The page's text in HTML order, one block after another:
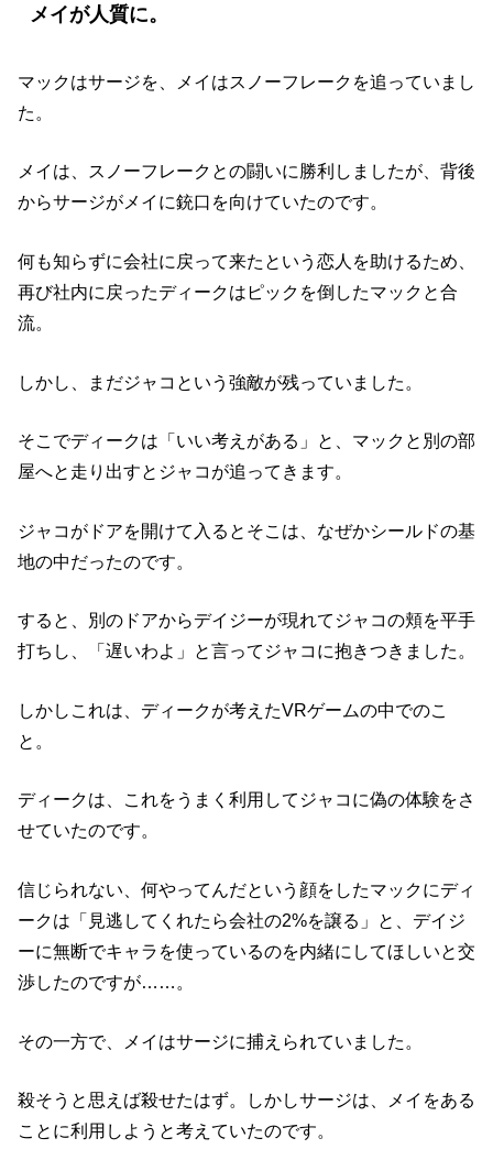
メイが人質に。
マックはサージを、メイはスノーフレークを追っていまし
た。
メイは、スノーフレークとの闘いに勝利しましたが、背後
からサージがメイに銃口を向けていたのです。
何も知らずに会社に戻って来たという恋人を助けるため、
再び社内に戻ったディークはピックを倒したマックと合
流。
しかし、まだジャコという強敵が残っていました。
そこでディークは「いい考えがある」と、マックと別の部
屋へと走り出すとジャコが追ってきます。
ジャコがドアを開けて入るとそこは、なぜかシールドの基
地の中だったのです。
すると、別のドアからデイジーが現れてジャコの頬を平手
打ちし、「遅いわよ」と言ってジャコに抱きつきました。
しかしこれは、ディークが考えたVRゲームの中でのこ
と。
ディークは、これをうまく利用してジャコに偽の体験をさ
せていたのです。
信じられない、何やってんだという顔をしたマックにディ
ークは「見逃してくれたら会社の2%を譲る」と、デイジ
ーに無断でキャラを使っているのを内緒にしてほしいと交
渉したのですが……。
その一方で、メイはサージに捕えられていました。
殺そうと思えば殺せたはず。しかしサージは、メイをある
ことに利用しようと考えていたのです。